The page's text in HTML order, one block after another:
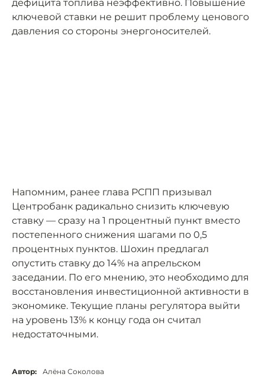
дефицита топлива неэффективно. Повышение
ключевой ставки не решит проблему ценового
давления со стороны энергоносителей.
Напомним, ранее глава РСПП призывал
Центробанк радикально снизить ключевую
ставку — сразу на 1 процентный пункт вместо
постепенного снижения шагами по 0,5
процентных пунктов. Шохин предлагал
опустить ставку до 14% на апрельском
заседании. По его мнению, это необходимо для
восстановления инвестиционной активности в
экономике. Текущие планы регулятора выйти
на уровень 13% к концу года он считал
недостаточными.
Автор: Алёна Соколова